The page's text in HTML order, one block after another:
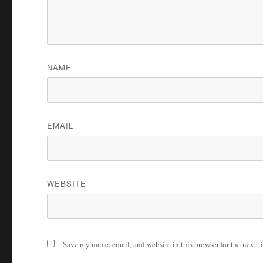
NAME
EMAIL
WEBSITE
Save my name, email, and website in this browser for the next